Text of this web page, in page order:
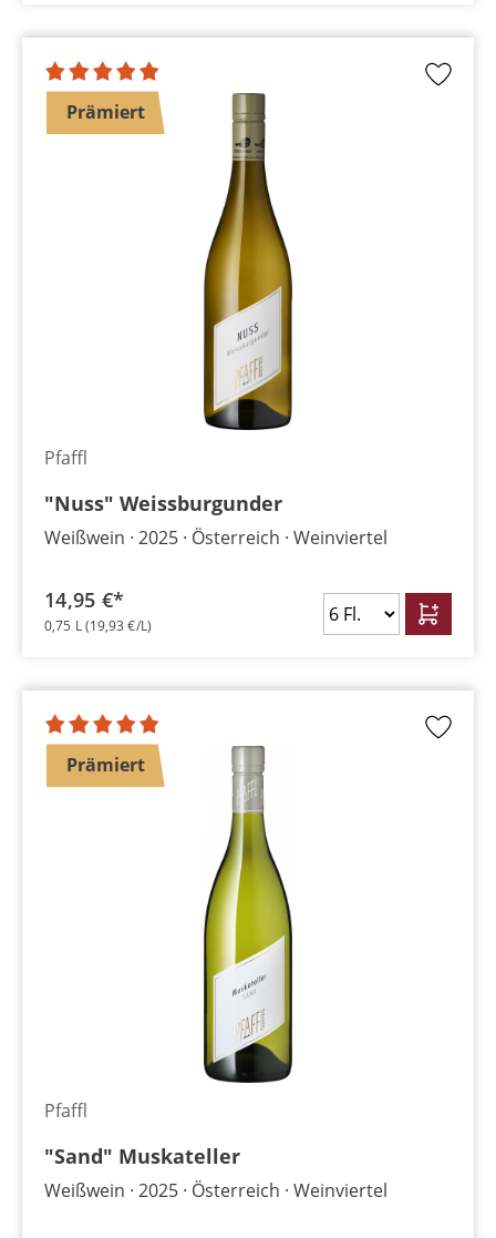
Prämiert
Pfaffl
"Nuss" Weissburgunder
Weißwein 2025 Österreich Weinviertel
14,95 €*
0,75 L(19,93 €/L)
Prämiert
Pfaffl
"Sand" Muskateller
Weißwein 2025 Österreich Weinviertel